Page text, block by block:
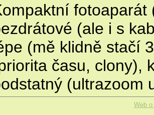
(ale i s
(mě klidně stačí
času, clony),
(ultrazoom
Web o